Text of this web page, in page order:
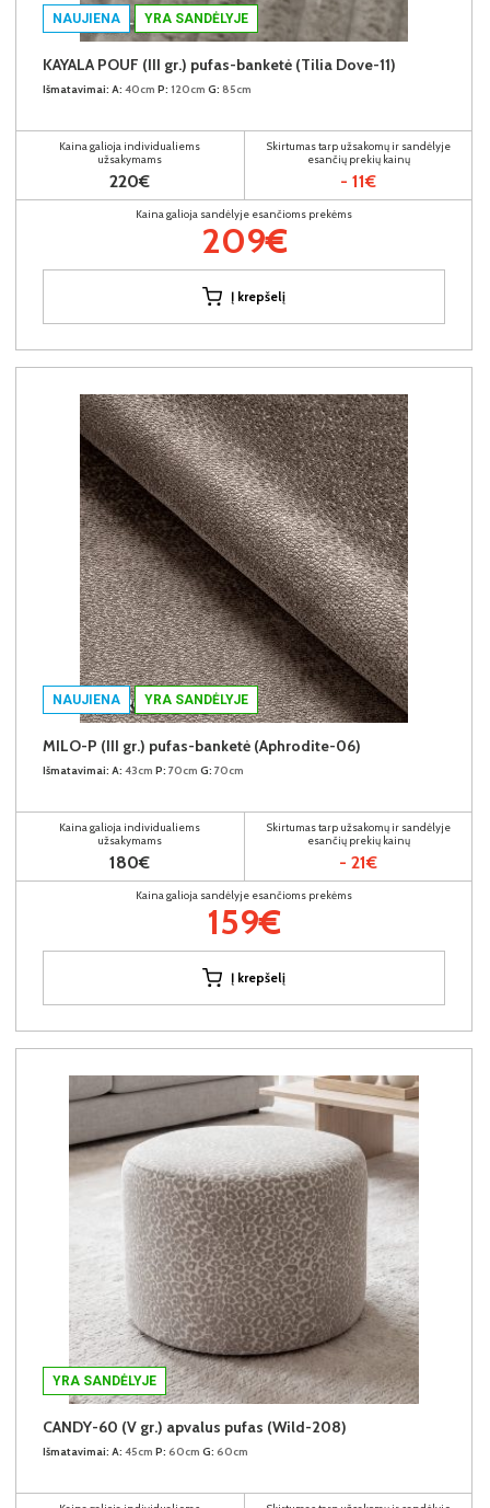
NAUJIENA YRA SANDĖLYJE
KAYALA POUF (III gr.) pufas-banketė (Tilia Dove-11)
Išmatavimai: A: 40cm P: 120cm G: 85cm
Kaina galioja individualiems
užsakymams
220€
Skirtumas tarp užsakomų ir sandėlyje
esančių prekių kainų
- 11€
Kaina galioja sandėlyje esančioms prekėms
209€
Į krepšelį
NAUJIENA YRA SANDĖLYJE
MILO-P (III gr.) pufas-banketė (Aphrodite-06)
Išmatavimai: A: 43cm P: 70cm G: 70cm
Kaina galioja individualiems
užsakymams
180€
Skirtumas tarp užsakomų ir sandėlyje
esančių prekių kainų
- 21€
Kaina galioja sandėlyje esančioms prekėms
159€
Į krepšelį
YRA SANDĖLYJE
CANDY-60 (V gr.) apvalus pufas (Wild-208)
Išmatavimai: A: 45cm P: 60cm G: 60cm